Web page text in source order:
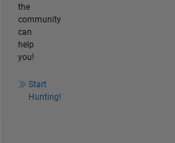
the
community
can
help
you!
Start
Hunting!